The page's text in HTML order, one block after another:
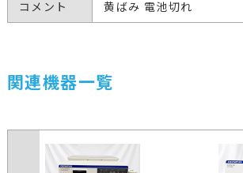
コメント 黄ばみ 電池切れ
関連機器一覧